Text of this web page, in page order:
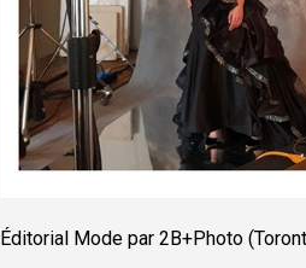
Éditorial Mode par 2B+Photo